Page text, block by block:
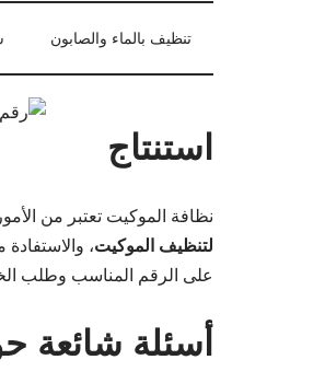
تنظيف بالماء والصابون
استنتاج
نظافة الموكيت تعتبر من
لتنظيف الموكيت،
على الرقم المناسب وطلب
أسئلة شائعة